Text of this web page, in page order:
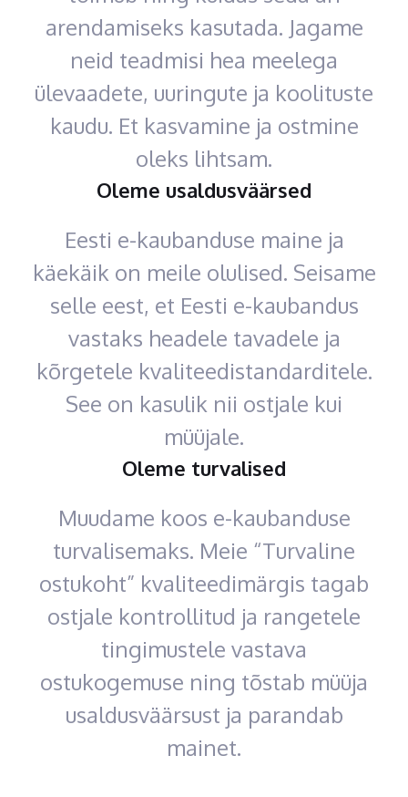
arendamiseks kasutada. Jagame
neid teadmisi hea meelega
ülevaadete, uuringute ja koolituste
kaudu. Et kasvamine ja ostmine
oleks lihtsam.
Oleme usaldusväärsed
Eesti e-kaubanduse maine ja
käekäik on meile olulised. Seisame
selle eest, et Eesti e-kaubandus
vastaks headele tavadele ja
kõrgetele kvaliteedistandarditele.
See on kasulik nii ostjale kui
müüjale.
Oleme turvalised
Muudame koos e-kaubanduse
turvalisemaks. Meie “Turvaline
ostukoht” kvaliteedimärgis tagab
ostjale kontrollitud ja rangetele
tingimustele vastava
ostukogemuse ning tõstab müüja
usaldusväärsust ja parandab
mainet.